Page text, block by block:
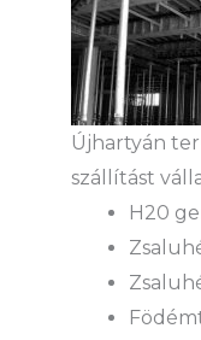
Újhartyán
szállítást
H20